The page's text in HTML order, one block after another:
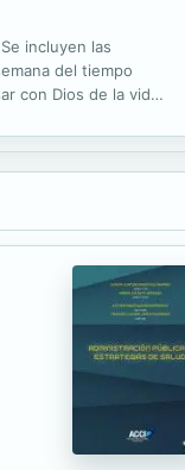
incluyen las
del tiempo
con Dios de la vida